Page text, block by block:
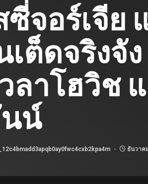
ซี่จอร์เจีย
เต็ดจริงจัง
ลาโฮวิช
น์
ธันวาค